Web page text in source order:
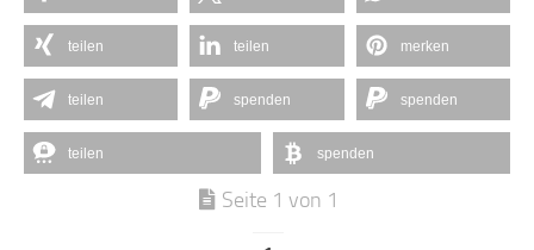
teilen teilen merken
teilen spenden spenden
teilen spenden
Seite 1 von 1